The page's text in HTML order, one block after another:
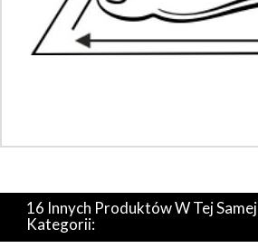
16 Innych Produktów W Tej Samej
Kategorii: